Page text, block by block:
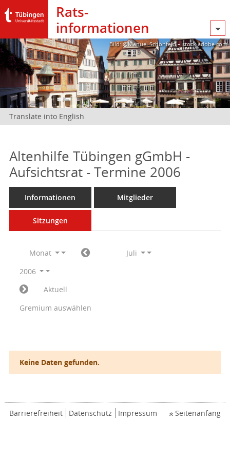
Rats­
informationen
Bild: @Manuel Schönfeld – stock.adobe.com
Translate into English
Altenhilfe Tübingen gGmbH -
Aufsichtsrat - Termine 2006
Informationen Mitglieder
Sitzungen
Monat
Juli
2006
Aktuell
Gremium auswählen
Keine Daten gefunden.
Barrierefreiheit Datenschutz Impressum Seitenanfang